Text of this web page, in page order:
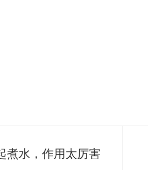
煮水，作用太厉害